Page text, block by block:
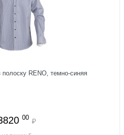
RENO, темно-синяя
00 ₽